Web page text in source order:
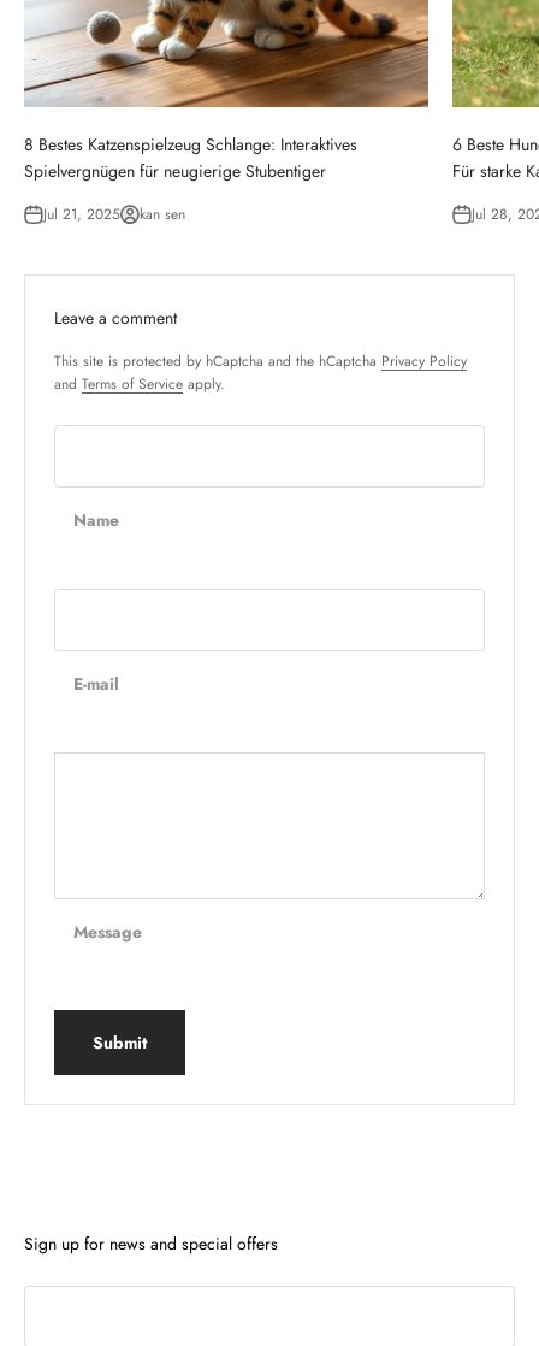
8 Bestes Katzenspielzeug Schlange: Interaktives
Spielvergnügen für neugierige Stubentiger
Jul 21, 2025 kan sen
6 Beste
Für starke
Jul 28,
Leave a comment
This site is protected by hCaptcha and the hCaptcha Privacy Policy
and Terms of Service apply.
Name
E-mail
Message
Submit
Sign up for news and special offers